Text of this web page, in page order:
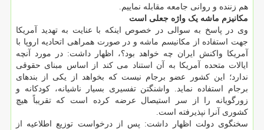
هم زننده و روانی جامعه مقابله نماییم.
مکانیزم ماشه یک واژه جعلی است
وی در پاسخ به سوالی در خصوص اینکه با عنایت به تهدید آمریکا
جهت استفاده از مکانیسم ماشه و در صورت همراهی اتحادیه اروپا با
آمریکا واکنش ایران چه خواهد بود؟، اظهار داشت: در مورد آنچه
ایالات متحده آمریکا به آن استناد می کند از اساس مبنای حقوقی
ندارد؛ این کشور عضو برجام نیست که بخواهد از یکی از بندهای
برجام استفاده نماید. واشنگتن تفسیری بسیار ناشیانه، کودکانه و
زورگویانه را از سر استیصال عرضه کرده است که تقریباً هیچ
کشوری آنرا نپذیرفته است.
سخنگوی دولت اظهار داشت: پس از درخواست توزیع اطلاعیه از